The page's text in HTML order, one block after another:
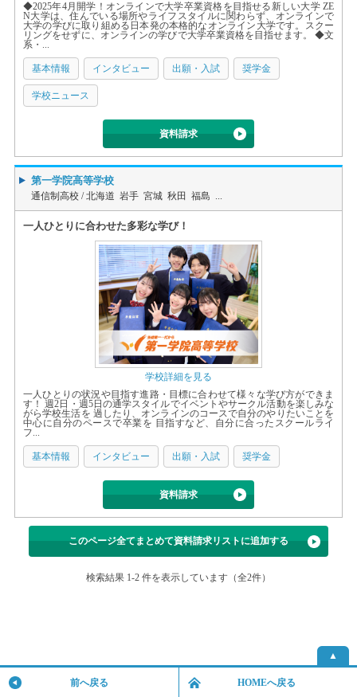
◆2025年4月開学！オンラインで大学卒業資格を目指せる新しい大学 ZE
N大学は、住んでいる場所やライフスタイルに関わらず、オンラインで
大学の学びに取り組める日本発の本格的なオンライン大学です。スクー
リングをせずに、オンラインの学びで大学卒業資格を目指せます。 ◆文
系・...
基本情報 インタビュー 出願・入試 奨学金
学校ニュース
資料請求
第一学院高等学校
通信制高校 /北海道 岩手 宮城 秋田 福島 ...
一人ひとりに合わせた多彩な学び！
学校詳細を見る
一人ひとりの状況や目指す進路・目標に合わせて様々な学び方ができま
す！ 週2日・週5日の通学スタイルでイベントやサークル活動を楽しみな
がら学校生活を 過したり、オンラインのコースで自分のやりたいことを
中心に自分のペースで卒業を 目指すなど、自分に合ったスクールライ
フ...
基本情報 インタビュー 出願・入試 奨学金
資料請求
このページ全てまとめて資料請求リストに追加する
検索結果 1-2 件を表示しています（全2件）
▲
前へ戻る HOMEへ戻る